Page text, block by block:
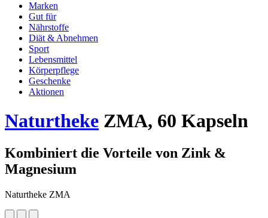
Marken
Gut für
Nährstoffe
Diät & Abnehmen
Sport
Lebensmittel
Körperpflege
Geschenke
Aktionen
Naturtheke ZMA, 60 Kapseln
Kombiniert die Vorteile von Zink &
Magnesium
Naturtheke ZMA